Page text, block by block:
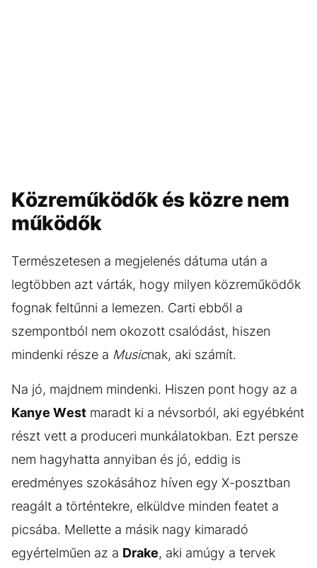
Közreműködők és közre nem
működők
Természetesen a megjelenés dátuma után a
legtöbben azt várták, hogy milyen közreműködők
fognak feltűnni a lemezen. Carti ebből a
szempontból nem okozott csalódást, hiszen
mindenki része a Musicnak, aki számít.
Na jó, majdnem mindenki. Hiszen pont hogy az a
Kanye West maradt ki a névsorból, aki egyébként
részt vett a produceri munkálatokban. Ezt persze
nem hagyhatta annyiban és jó, eddig is
eredményes szokásához híven egy X-posztban
reagált a történtekre, elküldve minden featet a
picsába. Mellette a másik nagy kimaradó
egyértelműen az a Drake, aki amúgy a tervek